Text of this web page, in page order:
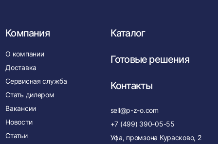
Компания
О компании
Доставка
Сервисная служба
Стать дилером
Вакансии
Новости
Статьи
Каталог
Готовые решения
Контакты
sell@p-z-o.com
+7 (499) 390-05-55
Уфа, промзона Курасково, 2